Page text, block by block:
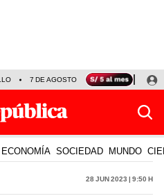
7 DE AGOSTO TINKA RESULTADOS
ECONOMÍA SOCIEDAD MUNDO
28 Jun 2023 | 9:50 h